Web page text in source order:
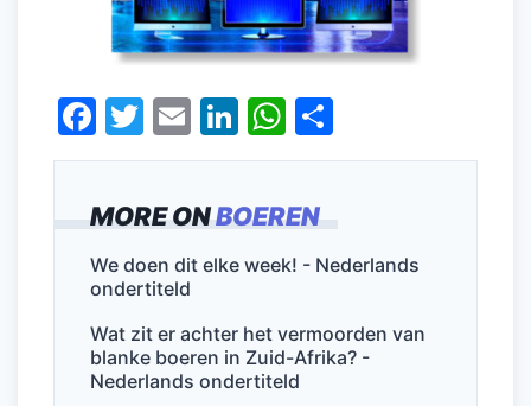
MORE ONBOEREN
We doen dit elke week! - Nederlands
ondertiteld
Wat zit er achter het vermoorden van
blanke boeren in Zuid-Afrika? -
Nederlands ondertiteld
F
a
e
b
o
o
k
T
w
er
E
m
l
Li
n
e
dI
W
h
s
A
p
el